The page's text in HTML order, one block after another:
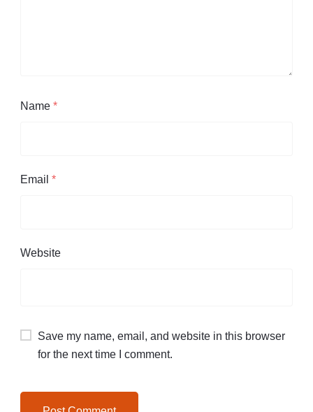
Name *
Email *
Website
Save my name, email, and website in this browser
for the next time I comment.